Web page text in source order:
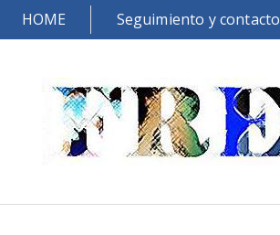
HOME Seguimiento y contacto